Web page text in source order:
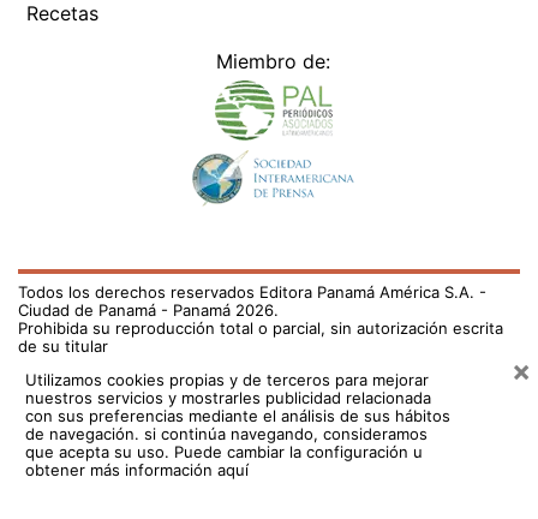
Recetas
Miembro de:
Todos los derechos reservados Editora Panamá América S.A. -
Ciudad de Panamá - Panamá 2026.
Prohibida su reproducción total o parcial, sin autorización escrita
de su titular
Utilizamos cookies propias y de terceros para mejorar
nuestros servicios y mostrarles publicidad relacionada
con sus preferencias mediante el análisis de sus hábitos
de navegación. si continúa navegando, consideramos
que acepta su uso. Puede cambiar la configuración u
obtener más información aquí
×